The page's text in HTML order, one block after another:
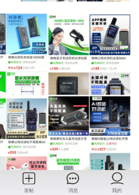
发帖 消息 我的